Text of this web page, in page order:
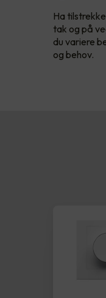
Ha
tak og på
du variere
og behov.